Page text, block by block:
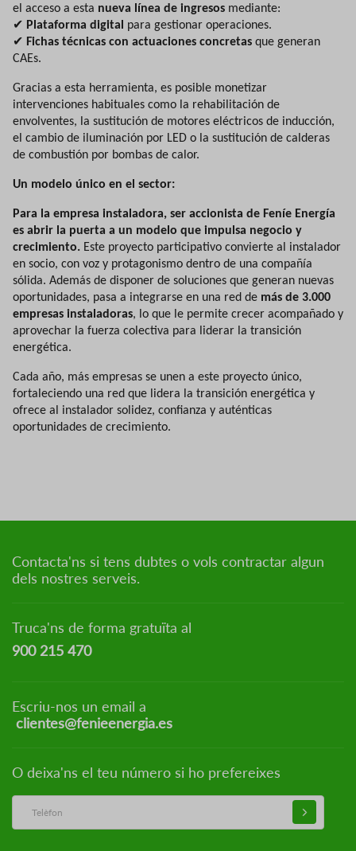
el acceso a esta nueva línea de ingresos mediante:
✔ Plataforma digital para gestionar operaciones.
✔ Fichas técnicas con actuaciones concretas que generan
CAEs.
Gracias a esta herramienta, es posible monetizar
intervenciones habituales como la rehabilitación de
envolventes, la sustitución de motores eléctricos de inducción,
el cambio de iluminación por LED o la sustitución de calderas
de combustión por bombas de calor.
Un modelo único en el sector:
Para la empresa instaladora, ser accionista de Feníe Energía
es abrir la puerta a un modelo que impulsa negocio y
crecimiento. Este proyecto participativo convierte al instalador
en socio, con voz y protagonismo dentro de una compañía
sólida. Además de disponer de soluciones que generan nuevas
oportunidades, pasa a integrarse en una red de más de 3.000
empresas instaladoras, lo que le permite crecer acompañado y
aprovechar la fuerza colectiva para liderar la transición
energética.
Cada año, más empresas se unen a este proyecto único,
fortaleciendo una red que lidera la transición energética y
ofrece al instalador solidez, confianza y auténticas
oportunidades de crecimiento.
Contacta'ns si tens dubtes o vols contractar algun
dels nostres serveis.
Truca'ns de forma gratuïta al
900 215 470
Escriu-nos un email a
clientes@fenieenergia.es
O deixa'ns el teu número si ho prefereixes